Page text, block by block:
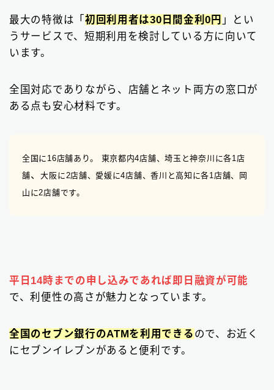
最大の特徴は「 初回利用者は30日間金利0円 」とい
うサービスで、短期利用を検討している方に向いて
います。
全国対応でありながら、店舗とネット両方の窓口が
ある点も安心材料です。
全国に16店舗あり。 東京都内4店舗、埼玉と神奈川 に各1店
舗、大阪に2店舗、愛媛に4店舗、香川と高知に各1店舗、岡
山に2店舗です。
平日14時までの申し込みであれば即日融資が可能
で、利便性の高さが魅力となっています。
全国のセブン銀行のATMを利用できる ので、お近く
にセブンイレブンがあると便利です。